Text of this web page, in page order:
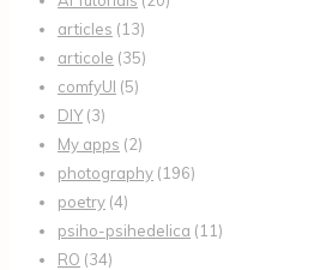
articles (13)
articole (35)
comfyUI (5)
DIY(3)
My apps (2)
photography (196)
poetry (4)
psiho-psihedelica (11)
RO (34)